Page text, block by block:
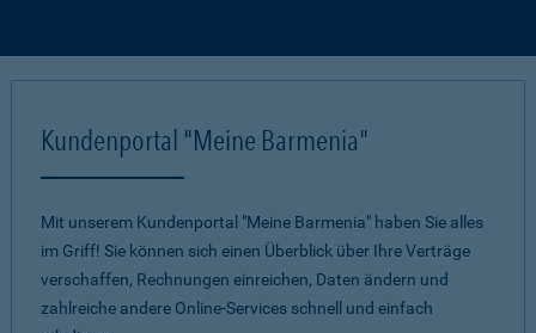
Kundenportal "Meine Barmenia"
Mit unserem Kundenportal "Meine Barmenia" haben Sie alles
im Griff! Sie können sich einen Überblick über Ihre Verträge
verschaffen, Rechnungen einreichen, Daten ändern und
zahlreiche andere Online-Services schnell und einfach